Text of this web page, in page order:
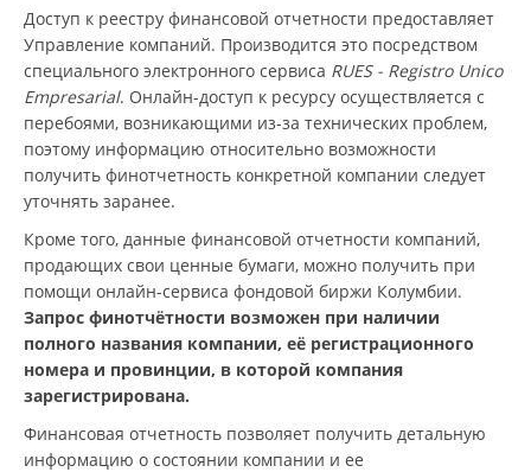
Доступ к реестру финансовой отчетности предоставляет
Управление компаний. Производится это посредством
специального электронного сервиса RUES - Registro Unico
Empresarial. Онлайн-доступ к ресурсу осуществляется с
перебоями, возникающими из-за технических проблем,
поэтому информацию относительно возможности
получить финотчетность конкретной компании следует
уточнять заранее.
Кроме того, данные финансовой отчетности компаний,
продающих свои ценные бумаги, можно получить при
помощи онлайн-сервиса фондовой биржи Колумбии.
Запрос финотчётности возможен при наличии
полного названия компании, её регистрационного
номера и провинции, в которой компания
зарегистрирована.
Финансовая отчетность позволяет получить детальную
информацию о состоянии компании и ее